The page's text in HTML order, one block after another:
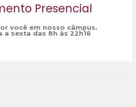
Presencial
você em nosso câmpus.
a sexta das 8h às 22h16